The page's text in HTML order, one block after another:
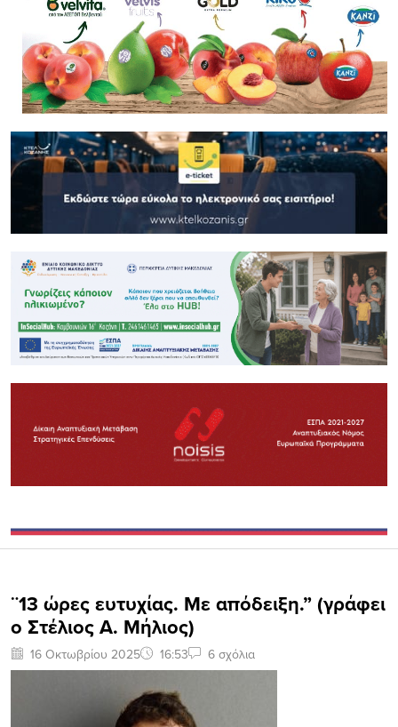
¨13 ώρες ευτυχίας. Με απόδειξη.” (γράφει
ο Στέλιος Α. Μήλιος)
16 Οκτωβρίου 2025 16:53 6 σχόλια